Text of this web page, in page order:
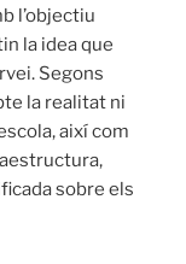
l’objectiu
la idea que
Segons
la realitat ni
així com
sobre els